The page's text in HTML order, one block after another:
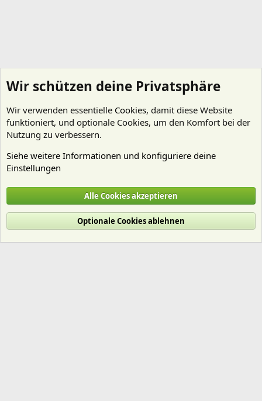
Cookies
Deutsch (Du)
Nutzungsbedingungen
Datenschutz Hilfe und Impressum
R
Wir schützen deine Privatsphäre
Wir verwenden essentielle Cookies, damit diese Website
funktioniert, und optionale Cookies, um den Komfort bei der
Nutzung zu verbessern.
Siehe weitere Informationen und konfiguriere deine
Einstellungen
Alle Cookies akzeptieren
Optionale Cookies ablehnen